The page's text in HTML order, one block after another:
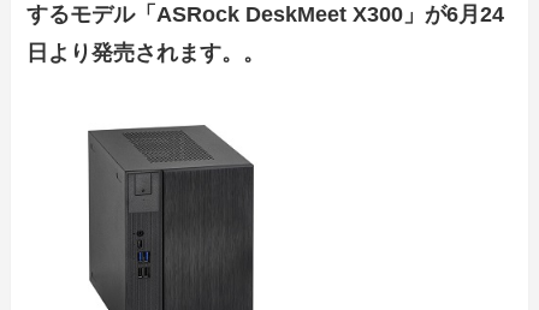
するモデル「ASRock DeskMeet X300」が6月24
日より発売されます。。